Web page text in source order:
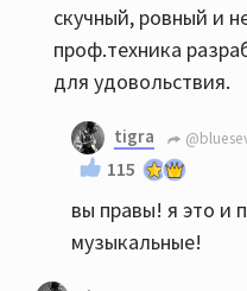
скучный, ровный и
проф.техника
для удовольствия.
tigra
115
вы правы! я это и
музыкальные!